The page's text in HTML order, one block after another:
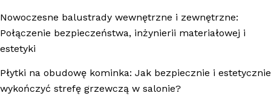
Nowoczesne balustrady wewnętrzne i zewnętrzne:
Połączenie bezpieczeństwa, inżynierii materiałowej i
estetyki
Płytki na obudowę kominka: Jak bezpiecznie i estetycznie
wykończyć strefę grzewczą w salonie?